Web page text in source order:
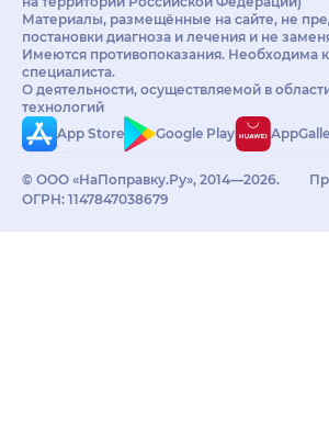
Материалы, размещённые на сайте, не
постановки диагноза и лечения и не
Имеются противопоказания. Необходима
специалиста.
О деятельности, осуществляемой в
технологий
App Store
Google Play
© ООО «НаПоправку.Ру», 2014—2026.
ОГРН: 1147847038679